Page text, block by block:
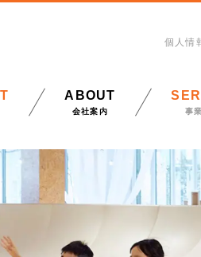
個人情
ABOUT
会社案内 事